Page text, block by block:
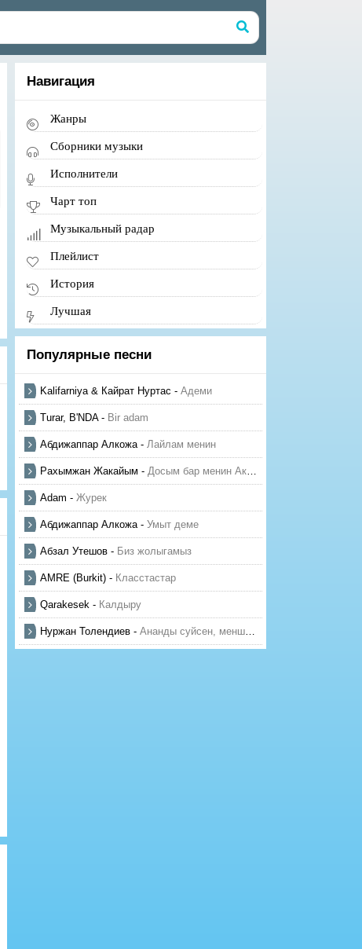
Навигация
Жанры
Сборники музыки
Исполнители
Чарт топ
Музыкальный радар
Плейлист
История
Лучшая
Популярные песни
Kalifarniya & Кайрат Нуртас - Адеми
Turar, B'NDA- Bir adam
Абдижаппар Алкожа- Лайлам менин
Рахымжан Жакайым - Досым бар менин Актауда
Adam - Журек
Абдижаппар Алкожа- Умыт деме
Абзал Утешов - Биз жолыгамыз
AMRE (Burkit) - Класстастар
Qarakesek - Калдыру
Нуржан Толендиев - Ананды суйсен, менше суй